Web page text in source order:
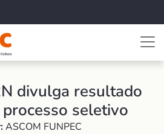
divulga resultado
seletivo
ASCOM FUNPEC